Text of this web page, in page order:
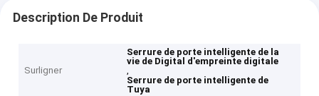
Description De Produit
Surligner
Serrure de porte intelligente de la
vie de Digital d'empreinte digitale
,
Serrure de porte intelligente de
Tuya